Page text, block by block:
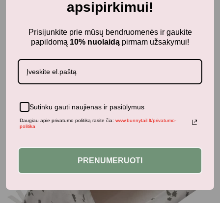
Panašūs produktai
apsipirkimui!
Prisijunkite prie mūsų bendruomenės ir gaukite
papildomą 10% nuolaidą pirmam užsakymui!
Sutinku gauti naujienas ir pasiūlymus
Daugiau apie privatumo politiką rasite čia: www.bunnytail.lt/privatumo-
politika
PRENUMERUOTI